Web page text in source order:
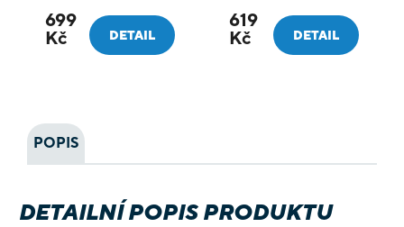
699
Kč
DETAIL
PŘÍRODY
619
Kč
DETAIL
POPIS
DETAILNÍ POPIS PRODUKTU